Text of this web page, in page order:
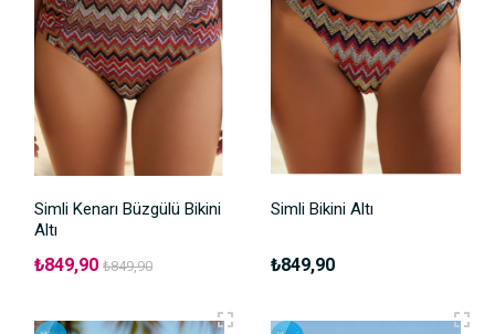
Simli Kenarı Büzgülü Bikini
Altı
₺849,90 ₺849,90
Simli Bikini Altı
₺849,90